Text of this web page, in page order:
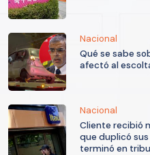
Nacional
Qué se sabe
afectó al
Nacional
Cliente recibió
que duplicó
terminó en